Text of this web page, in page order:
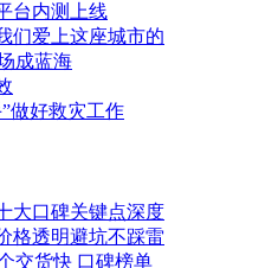
台内测上线
们爱上这座城市的
成蓝海
做好救灾工作
大口碑关键点深度
格透明避坑不踩雷
交货快 口碑榜单